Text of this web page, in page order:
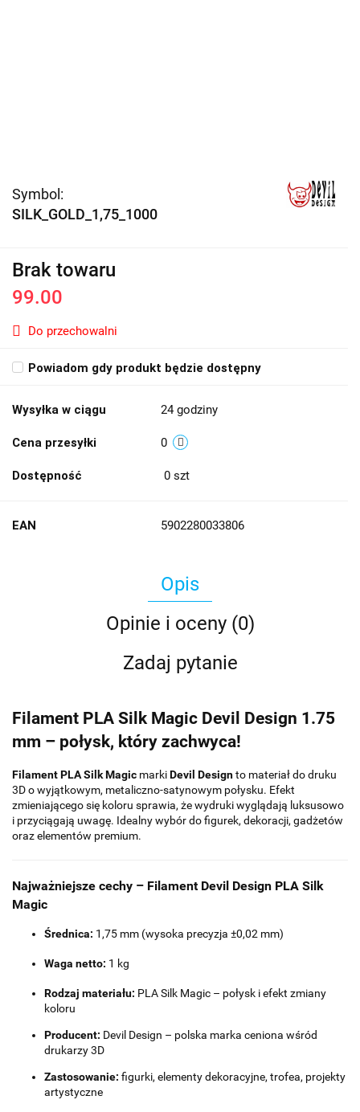
Symbol:
SILK_GOLD_1,75_1000
Brak towaru
99.00
Do przechowalni
Powiadom gdy produkt będzie dostępny
Wysyłka w ciągu 24 godziny
Cena przesyłki 0
Dostępność 0 szt
EAN 5902280033806
Opis
Opinie i oceny (0)
Zadaj pytanie
Filament PLA Silk Magic Devil Design 1.75
mm – połysk, który zachwyca!
Filament PLA Silk Magic markiDevil Designto materiał do druku
3D o wyjątkowym, metaliczno-satynowym połysku. Efekt
zmieniającego się koloru sprawia, że wydruki wyglądają luksusowo
i przyciągają uwagę. Idealny wybór do figurek, dekoracji, gadżetów
oraz elementów premium.
Najważniejsze cechy – Filament Devil Design PLA Silk
Magic
Średnica: 1,75 mm (wysoka precyzja ±0,02 mm)
Waga netto: 1 kg
Rodzaj materiału: PLA Silk Magic – połysk i efekt zmiany
koloru
Producent: Devil Design – polska marka ceniona wśród
drukarzy 3D
Zastosowanie: figurki, elementy dekoracyjne, trofea, projekty
artystyczne